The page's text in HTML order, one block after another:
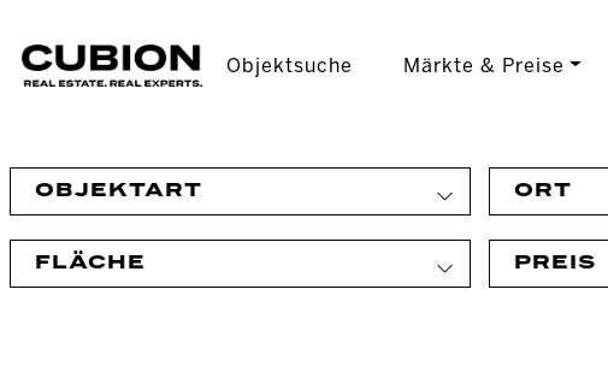
Objektsuche Märkte & Preise
OBJEKTART ORT
FLÄCHE PREIS